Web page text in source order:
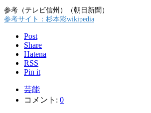
参考（テレビ信州）（朝日新聞）
参考サイト：杉本彩wikipedia
Post
Share
Hatena
RSS
Pin it
芸能
コメント: 0